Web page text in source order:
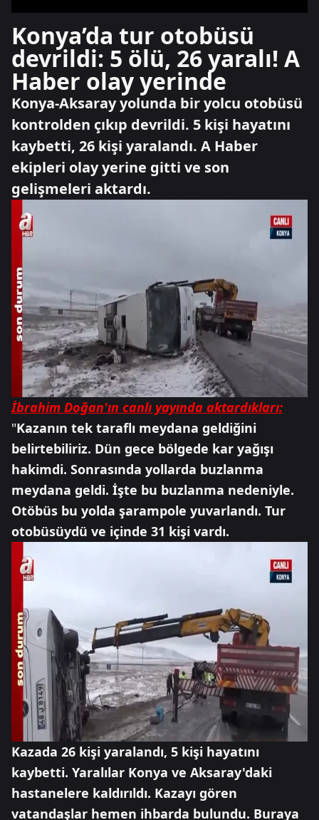
Konya’da tur otobüsü
devrildi: 5 ölü, 26 yaralı! A
Haber olay yerinde
Konya-Aksaray yolunda bir yolcu otobüsü
kontrolden çıkıp devrildi. 5 kişi hayatını
kaybetti, 26 kişi yaralandı. A Haber
ekipleri olay yerine gitti ve son
gelişmeleri aktardı.
İbrahim Doğan'ın canlı yayında aktardıkları:
"Kazanın tek taraflı meydana geldiğini
belirtebiliriz. Dün gece bölgede kar yağışı
hakimdi. Sonrasında yollarda buzlanma
meydana geldi. İşte bu buzlanma nedeniyle.
Otöbüs bu yolda şarampole yuvarlandı. Tur
otobüsüydü ve içinde 31 kişi vardı.
Kazada 26 kişi yaralandı, 5 kişi hayatını
kaybetti. Yaralılar Konya ve Aksaray'daki
hastanelere kaldırıldı. Kazayı gören
vatandaşlar hemen ihbarda bulundu. Buraya